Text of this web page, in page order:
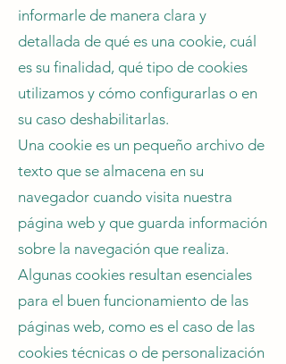
informarle de manera clara y
detallada de qué es una cookie, cuál
es su finalidad, qué tipo de cookies
utilizamos y cómo configurarlas o en
su caso deshabilitarlas.
Una cookie es un pequeño archivo de
texto que se almacena en su
navegador cuando visita nuestra
página web y que guarda información
sobre la navegación que realiza.
Algunas cookies resultan esenciales
para el buen funcionamiento de las
páginas web, como es el caso de las
cookies técnicas o de personalización